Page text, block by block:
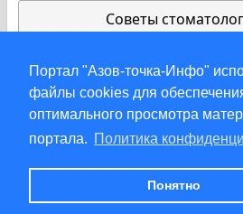
Портал "Азов-точка-Инфо"
файлы cookies для
оптимального просмотра
портала. Политика
Понятно
Советы
работают всегда
© 2000-